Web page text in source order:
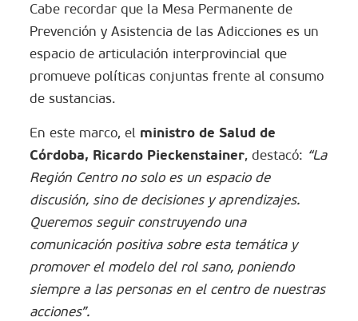
Cabe recordar que la Mesa Permanente de
Prevención y Asistencia de las Adicciones es un
espacio de articulación interprovincial que
promueve políticas conjuntas frente al consumo
de sustancias.
En este marco, el ministro de Salud de
Córdoba, Ricardo Pieckenstainer, destacó: “La
Región Centro no solo es un espacio de
discusión, sino de decisiones y aprendizajes.
Queremos seguir construyendo una
comunicación positiva sobre esta temática y
promover el modelo del rol sano, poniendo
siempre a las personas en el centro de nuestras
acciones”.